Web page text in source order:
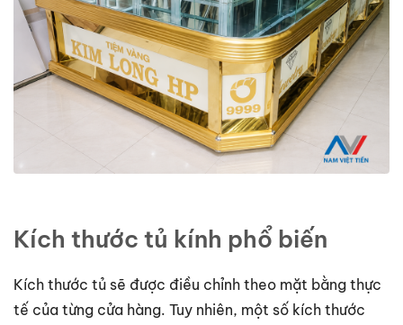
Kích thước tủ kính phổ biến
Kích thước tủ sẽ được điều chỉnh theo mặt bằng thực
tế của từng cửa hàng. Tuy nhiên, một số kích thước